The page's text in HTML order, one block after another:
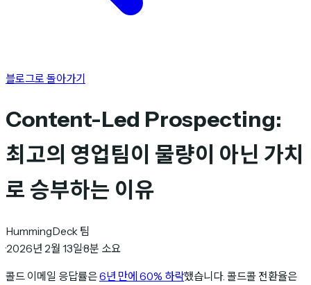
블로그로 돌아가기
Content-Led Prospecting:
최고의 영업팀이 물량이 아닌 가치
로 승부하는 이유
HummingDeck 팀
·2026년 2월 13일·8분 소요
콜드 이메일 응답률은6년 만에 60% 하락했습니다. 콜드콜 전환율은